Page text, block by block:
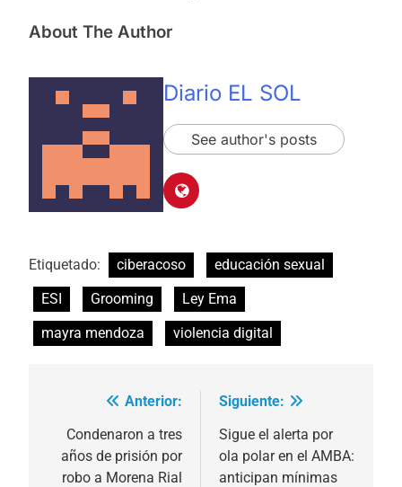
About The Author
Diario EL SOL
See author's posts
Etiquetado: ciberacoso
educación sexual
ESI
Grooming
Ley Ema
mayra mendoza
violencia digital
Navegación
de
entradas
Anterior:
Condenaron a tres
años de prisión por
robo a Morena Rial
Siguiente:
Sigue el alerta por
ola polar en el AMBA:
anticipan mínimas